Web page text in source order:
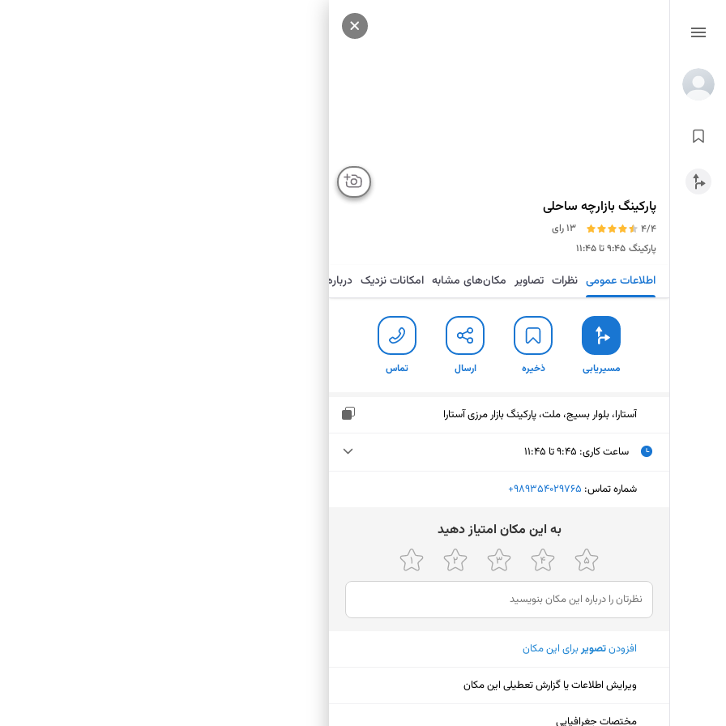
پارکینگ بازارچه ساحلی
4/4
13 رای
پارکینگ ۹:۴۵ تا ۱۱:۴۵
اطلاعات عمومی نظرات تصاویر مکان‌های مشابه امکانات نزدیک درباره
مسیریابی ذخیره ارسال تماس
آستارا، بلوار بسیج، ملت، پارکینگ بازار مرزی آستارا
ساعت کاری: ۹:۴۵ تا ۱۱:۴۵
یکشنبه (امروز)
چهارشنبه
۹:۴۵ تا ۱۱:۴۵
پنجشنبه
۹:۴۵ تا ۱۱:۴۵
جمعه
شنبه
شماره تماس: ‎+989354029765
ﺑﻪ اﯾﻦ ﻣﮑﺎن اﻣﺘﯿﺎز دﻫﯿﺪ
افزودنتصویربرای این مکان
ویرایش اطلاعات یا گزارش تعطیلی این مکان
مختصات جغرافیایی